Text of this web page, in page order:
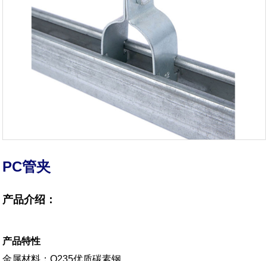
PC管夹
产品介绍：
产品特性
金属材料：Q235优质碳素钢